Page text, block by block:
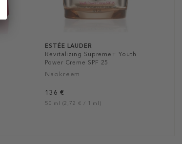
ESTÉE LAUDER
Revitalizing Supreme+ Youth
Power Creme SPF 25
Näokreem
136 €
50 ml (2,72 € / 1 ml)